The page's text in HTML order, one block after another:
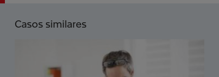
Casos similares